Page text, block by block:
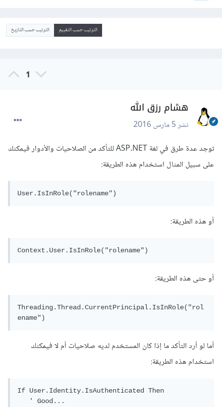
الترتيب حسب التقييم الترتيب حسب التاريخ
1
هشام رزق الله
نشر5 مارس 2016
توجد عدة طرق في لغة ASP.NET للتأكد من الصلاحيات والأدوار فيمكنك
على سبيل المثال استخدام هذه الطريقة:
User.IsInRole("rolename")
أو هذه الطريقة:
Context.User.IsInRole("rolename")
أو حتى هذه الطريقة:
Threading.Thread.CurrentPrincipal.IsInRole("rol
ename")
أما لو أرد التأكد ما إذا كان المستخدم لديه صلاحيات أم لا فيمكنك
استخدام هذه الطريقة:
If User.Identity.IsAuthenticated Then
   ' Good...